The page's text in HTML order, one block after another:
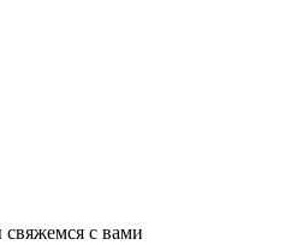
с вами